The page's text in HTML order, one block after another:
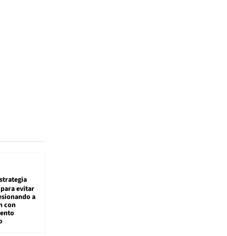
evitar
a
con